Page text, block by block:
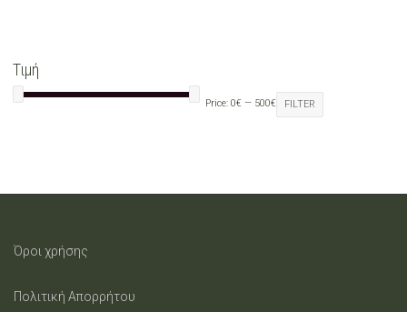
Τιμή
FILTER
Price:0€ — 500€
Όροι χρήσης
Πολιτική Απορρήτου